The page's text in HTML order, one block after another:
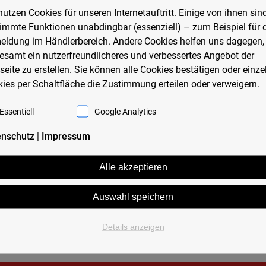
Cookies für unseren Internetauftritt. Einige von ihnen
Funktionen unabdingbar (essenziell) – zum Beispiel für
im Händlerbereich. Andere Cookies helfen uns dagegen,
ein nutzerfreundlicheres und verbessertes Angebot der
zu erstellen. Sie können alle Cookies bestätigen oder
per Schaltfläche die Zustimmung erteilen oder verweigern.
Essentiell Google Analytics
| Impressum
Alle akzeptieren
Auswahl speichern
Details anzeigen